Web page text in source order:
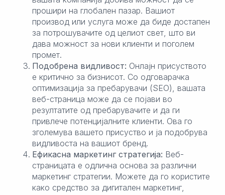
прошири на глобален пазар. Вашиот
производ или услуга може да биде достапен
за потрошувачите од целиот свет, што ви
дава можност за нови клиенти и поголем
промет.
Подобрена видливост: Онлајн присуството
е критично за бизнисот. Со одговарачка
оптимизација за пребарувачи (SEO), вашата
веб-страница може да се појави во
резултатите од пребарувачите и да ги
привлече потенцијалните клиенти. Ова го
зголемува вашето присуство и ја подобрува
видливоста на вашиот бренд.
Ефикасна маркетинг стратегија: Веб-
страницата е одлична основа за различни
маркетинг стратегии. Можете да го користите
како средство за дигитален маркетинг,